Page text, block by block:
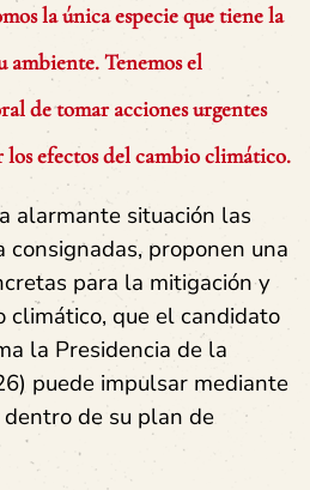
la única especie que tiene la
ambiente. Tenemos el
de tomar acciones urgentes
efectos del cambio climático.
alarmante situación las
consignadas, proponen una
para la mitigación y
climático, que el candidato
la Presidencia de la
puede impulsar mediante
de su plan de